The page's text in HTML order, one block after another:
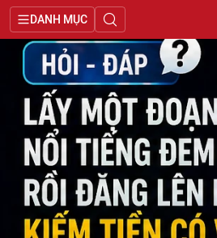
DANH MỤC